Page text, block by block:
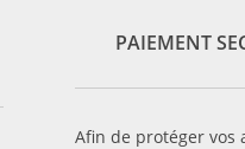
PAIEMENT
Afin de protéger vos